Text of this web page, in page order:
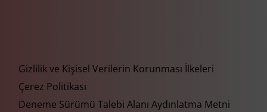
Gizlilik ve Kişisel Verilerin Korunması İlkeleri
Çerez Politikası
Deneme Sürümü Talebi Alanı Aydınlatma Metni